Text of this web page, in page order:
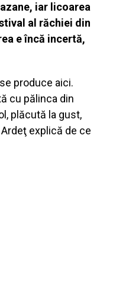
iar licoarea
al răchiei din
e încă incertă,
produce aici.
cu pălinca din
plăcută la gust,
explică de ce